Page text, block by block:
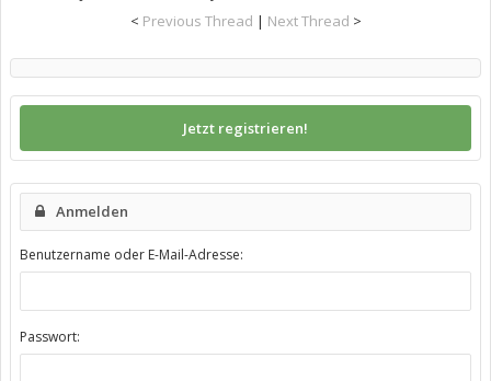
< Previous Thread | Next Thread >
Jetzt registrieren!
Anmelden
Benutzername oder E-Mail-Adresse:
Passwort: